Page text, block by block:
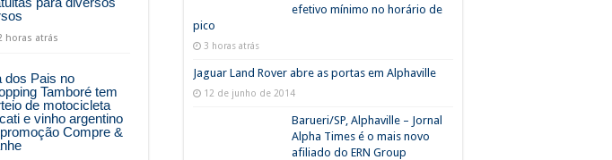
horas atrás
dos Pais no
Tamboré tem
de motocicleta
e vinho argentino
Compre &
efetivo mínimo no horário de
pico
3 horas atrás
Jaguar Land Rover abre as portas em Alphaville
12 de junho de 2014
Barueri/SP, Alphaville – Jornal
Alpha Times é o mais novo
afiliado do ERN Group